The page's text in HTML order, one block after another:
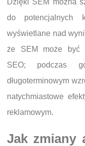
do potencjalnych
wyświetlane nad
że SEM może być
SEO; podczas
długoterminowym
natychmiastowe
reklamowym.
Jak zmiany